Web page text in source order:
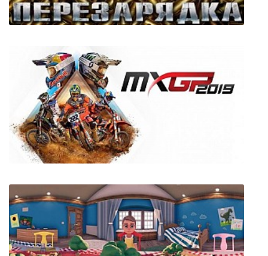
7.62: Перезарядка
MXGP 2019 - The Official Motocross